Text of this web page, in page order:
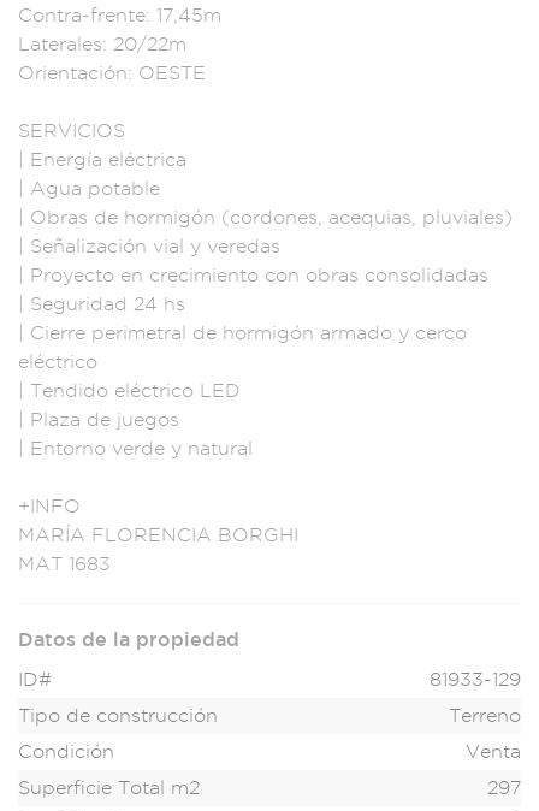
Contra-frente: 17 ,45m
Laterales: 20/22m
Orientación: OESTE
SERVICIOS
| Energía eléctrica
| Agua potable
| Obras de hormigón (cordones, acequias, pluviales)
| Señalización vial y veredas
| Proyecto en crecimiento con obras consolidadas
| Seguridad 24 hs
| Cierre perimetral de hormigón armado y cerco
eléctrico
Tendido eléctrico LED
| Plaza de juegos
| Entorno verde y natural
+INFO
MARÍA FLORENCIA BORGHI
MAT 1683
Datos de la propiedad
ID#
81933-129
Tipo de construcción
Terreno
Condición
Venta
Superficie Total m2
297